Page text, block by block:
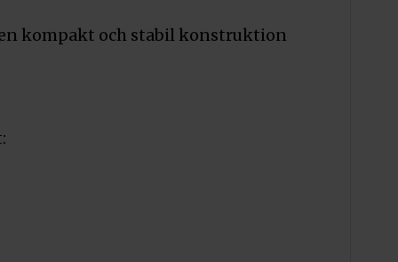
kompakt och stabil konstruktion